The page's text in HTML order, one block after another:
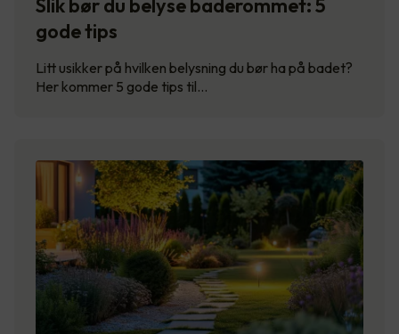
Slik bør du belyse baderommet: 5
gode tips
Litt usikker på hvilken belysning du bør ha på badet?
Her kommer 5 gode tips til…